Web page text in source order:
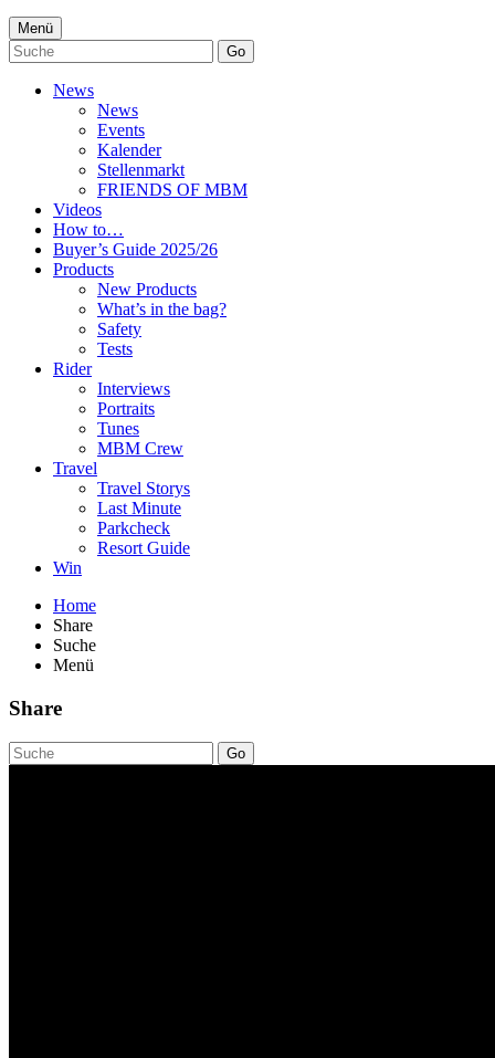
Menü
Go
News
News
Events
Kalender
Stellenmarkt
FRIENDS OF MBM
Videos
How to…
Buyer’s Guide 2025/26
Products
New Products
What’s in the bag?
Safety
Tests
Rider
Interviews
Portraits
Tunes
MBM Crew
Travel
Travel Storys
Last Minute
Parkcheck
Resort Guide
Win
Home
Share
Suche
Menü
Share
Go